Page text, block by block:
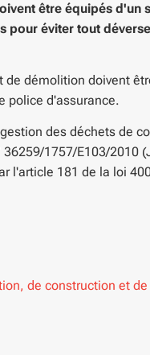
être équipés d'un
pour éviter tout
démolition doivent
police d'assurance.
des déchets de
1757/E103/2010
l'article 181 de la loi
de construction et